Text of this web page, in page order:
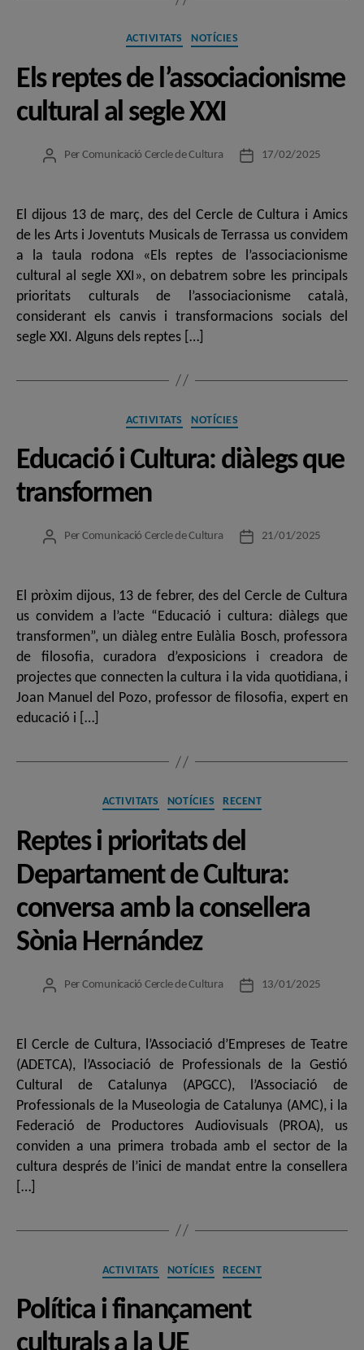
Categories
ACTIVITATS NOTÍCIES
Els reptes de l’associacionisme
cultural al segle XXI
Autor
Per Comunicació Cercle de Cultura
Data17/02/2025
El dijous 13 de març, des del Cercle de Cultura i Amics
de les Arts i Joventuts Musicals de Terrassa us convidem
a la taula rodona «Els reptes de l’associacionisme
cultural al segle XXI», on debatrem sobre les principals
prioritats culturals de l’associacionisme català,
considerant els canvis i transformacions socials del
segle XXI. Alguns dels reptes […]
Categories
ACTIVITATS NOTÍCIES
Educació i Cultura: diàlegs que
transformen
Autor
Per Comunicació Cercle de Cultura
Data21/01/2025
El pròxim dijous, 13 de febrer, des del Cercle de Cultura
us convidem a l’acte “Educació i cultura: diàlegs que
transformen”, un diàleg entre Eulàlia Bosch, professora
de filosofia, curadora d’exposicions i creadora de
projectes que connecten la cultura i la vida quotidiana, i
Joan Manuel del Pozo, professor de filosofia, expert en
educació i […]
Categories
ACTIVITATS NOTÍCIES RECENT
Reptes i prioritats del
Departament de Cultura:
conversa amb la consellera
Sònia Hernández
Autor
Per Comunicació Cercle de Cultura
Data13/01/2025
El Cercle de Cultura, l’Associació d’Empreses de Teatre
(ADETCA), l’Associació de Professionals de la Gestió
Cultural de Catalunya (APGCC), l’Associació de
Professionals de la Museologia de Catalunya (AMC), i la
Federació de Productores Audiovisuals (PROA), us
conviden a una primera trobada amb el sector de la
cultura després de l’inici de mandat entre la consellera
[…]
Categories
ACTIVITATS NOTÍCIES RECENT
Política i finançament